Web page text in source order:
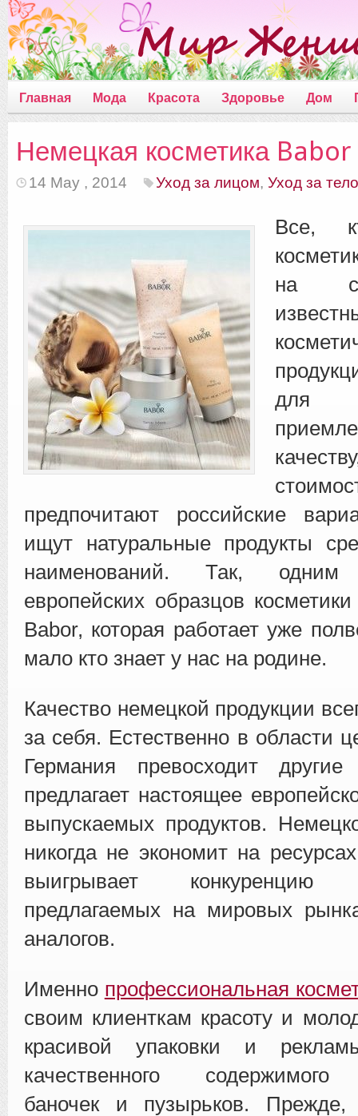
Главная Мода Красота Здоровье Дом
Немецкая косметика Babor
14 May , 2014 Уход за лицом, Уход за
Все,
на
для
предпочитают российские
ищут натуральные продукты
наименований. Так,
европейских образцов
Babor, которая работает уже
мало кто знает у нас на родине.
Качество немецкой продукции
за себя. Естественно в области
Германия превосходит
предлагает настоящее
выпускаемых продуктов.
никогда не экономит на
выигрывает
предлагаемых на мировых
аналогов.
Именно профессиональная
своим клиенткам красоту и
красивой упаковки и
качественного содержимого
баночек и пузырьков. Прежде,